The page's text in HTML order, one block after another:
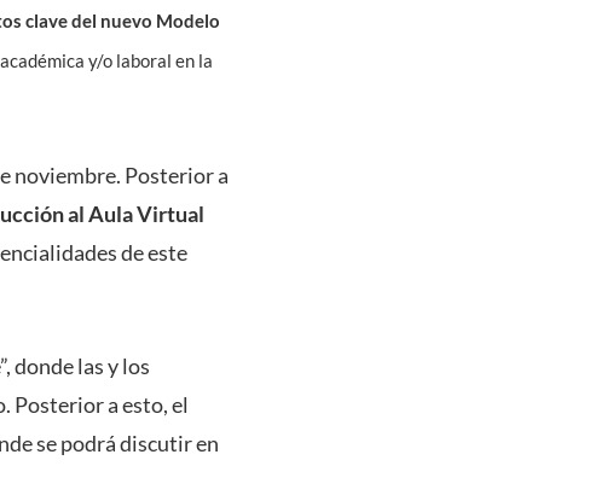
clave del nuevo Modelo
y/o laboral en la
noviembre. Posterior a
al Aula Virtual
de este
donde las y los
Posterior a esto, el
se podrá discutir en